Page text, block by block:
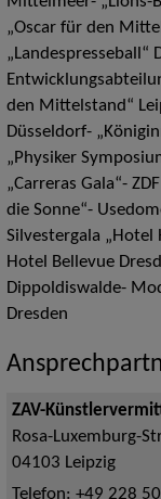
„Oscar für den
„Landespresseball“
den Mittelstand“
Düsseldorf-
„Physiker
„Carreras Gala“-
die Sonne“-
Silvestergala „Hotel
Hotel Bellevue
Dippoldiswalde-
Dresden
ZAV-
Rosa-Luxemburg-
04103 Leipzig
Telefon: +49 228